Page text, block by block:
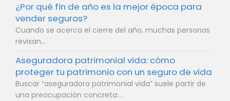
¿Por qué fin de año es la mejor época para
vender seguros?
Cuando se acerca el cierre del año, muchas personas
revisan...
Aseguradora patrimonial vida: cómo
proteger tu patrimonio con un seguro de vida
Buscar “aseguradora patrimonial vida” suele partir de
una preocupación concreta:...